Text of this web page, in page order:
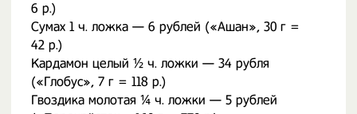
6 р.)
Сумах 1 ч. ложка — 6 рублей («Ашан», 30 г =
42 р.)
Кардамон целый ½ ч. ложки — 34 рубля
(«Глобус», 7 г = 118 р.)
Гвоздика молотая ¼ ч. ложки — 5 рублей